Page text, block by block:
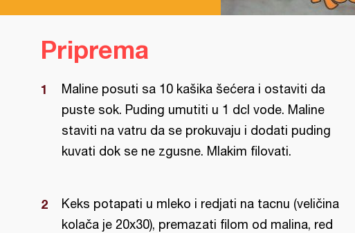
Priprema
Maline posuti sa 10 kašika šećera i ostaviti da
puste sok. Puding umutiti u 1 dcl vode. Maline
staviti na vatru da se prokuvaju i dodati puding
kuvati dok se ne zgusne. Mlakim filovati.
Keks potapati u mleko i redjati na tacnu (veličina
kolača je 20x30), premazati filom od malina, red